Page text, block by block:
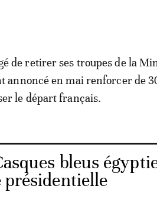
de retirer ses troupes de la
en mai renforcer de
le départ français.
bleus
présidentielle